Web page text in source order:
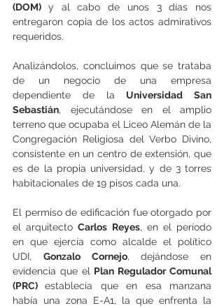
(DOM) y al cabo de unos 3 días nos
entregaron copia de los actos admirativos
requeridos.
Analizándolos, concluimos que se trataba
de un negocio de una empresa
dependiente de la Universidad San
Sebastián, ejecutándose en el amplio
terreno que ocupaba el Liceo Alemán de la
Congregación Religiosa del Verbo Divino,
consistente en un centro de extensión, que
es de la propia universidad, y de 3 torres
habitacionales de 19 pisos cada una.
El permiso de edificación fue otorgado por
el arquitecto Carlos Reyes, en el período
en que ejercía como alcalde el político
UDI, Gonzalo Cornejo, dejándose en
evidencia que el Plan Regulador Comunal
(PRC) establecía que en esa manzana
había una zona E-A1, la que enfrenta la